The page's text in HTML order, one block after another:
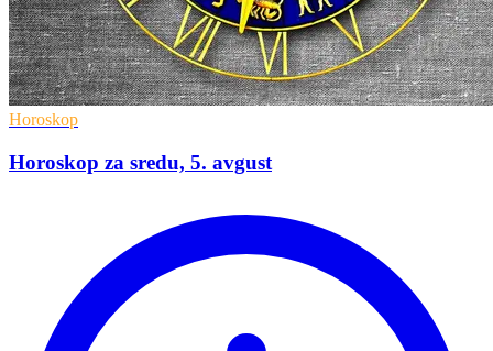
Horoskop
Horoskop za sredu, 5. avgust